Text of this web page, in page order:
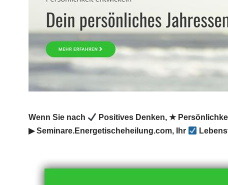
Wenn Sie nach Positives Denken, ★
▶︎ Seminare.Energetischeheilung.com, Ihr